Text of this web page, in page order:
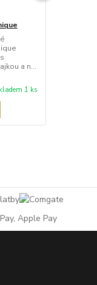
a n...
1 ks